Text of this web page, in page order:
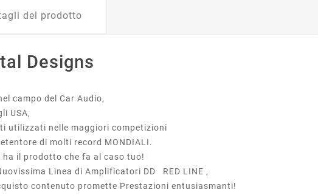
del prodotto
Designs
campo del Car Audio,
USA,
utilizzati nelle maggiori competizioni
di molti record MONDIALI.
ha il prodotto che fa al caso tuo!
Linea di Amplificatori DD RED LINE ,
contenuto promette Prestazioni entusiasmanti!